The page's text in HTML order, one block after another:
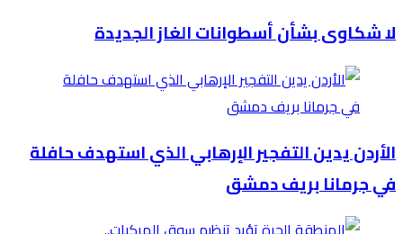
لا شكاوى بشأن أسطوانات الغاز الجديدة
الأردن يدين التفجير الإرهابي الذي استهدف حافلة
في جرمانا بريف دمشق